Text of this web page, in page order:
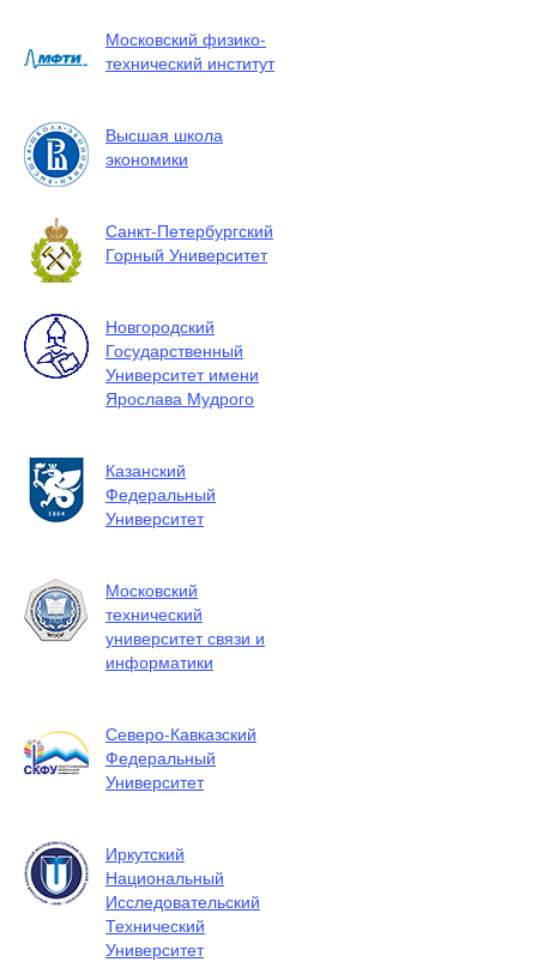
Московский физико-
технический институт
Высшая школа
экономики
Санкт-Петербургский
Горный Университет
Новгородский
Государственный
Университет имени
Ярослава Мудрого
Казанский
Федеральный
Университет
Московский
технический
университет связи и
информатики
Северо-Кавказский
Федеральный
Университет
Иркутский
Национальный
Исследовательский
Технический
Университет